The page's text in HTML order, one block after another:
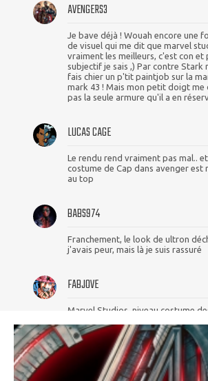
AVENGERS3
Je bave déjà ! Wouah encore une
de visuel qui me dit que marvel
vraiment les meilleurs, c'est con et
subjectif je sais ,) Par contre Stark
fais chier un p'tit paintjob sur la
mark 43 ! Mais mon petit doigt me
pas la seule armure qu'il a en
LUCAS CAGE
Le rendu rend vraiment pas mal..
costume de Cap dans avenger est
au top
BABS974
Franchement, le look de ultron
j'avais peur, mais là je suis rassuré
FABJOVE
Marvel Studios, niveau costume